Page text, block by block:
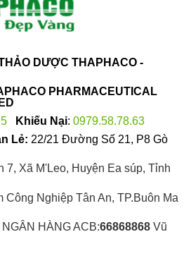
DƯỢC THAPHACO -
PHARMACEUTICAL
Khiếu Nại: 0979.58.78.63
Lẻ: 22/21 Đường Số 21, P8 Gò
7, Xã M'Leo, Huyện Ea súp, Tỉnh
Công Nghiệp Tân An, TP.Buôn Ma
NGÂN HÀNG ACB:66868868Vũ